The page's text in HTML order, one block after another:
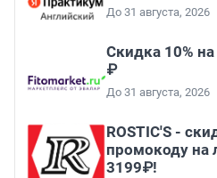
До 31 августа, 2026
Скидка 10%
₽
До 31 августа, 2026
ROSTIC'S -
промокоду на
3199₽!